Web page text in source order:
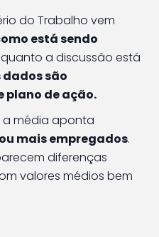
do Trabalho vem
está sendo
a discussão está
dados são
plano de ação.
a média aponta
mais empregados.
diferenças
valores médios bem